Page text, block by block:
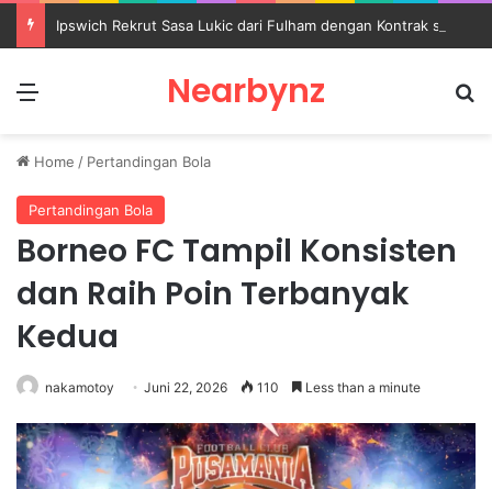
Nearbynz
Home / Pertandingan Bola
Pertandingan Bola
Borneo FC Tampil Konsisten
dan Raih Poin Terbanyak
Kedua
nakamotoy Juni 22, 2026 110 Less than a minute